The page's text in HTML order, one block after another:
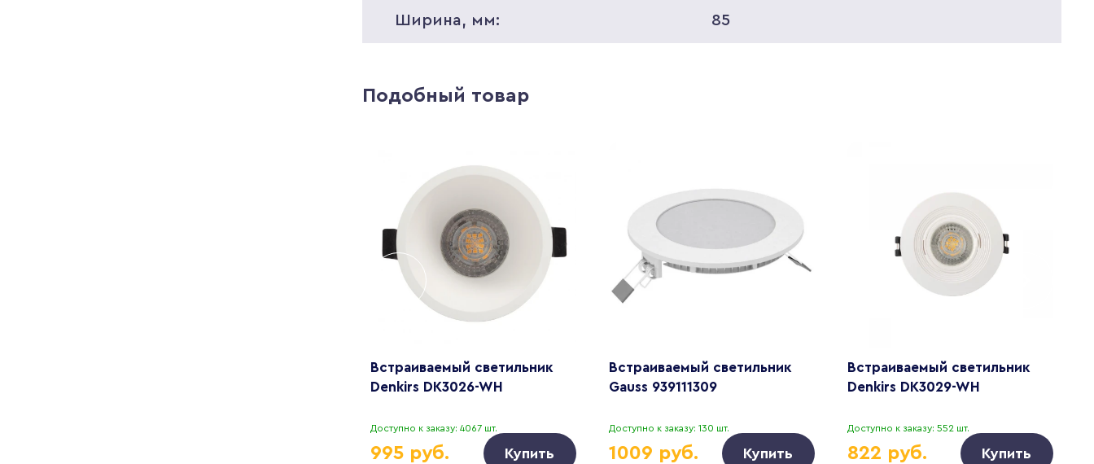
Ширина, мм: 85
Подобный товар
Встраиваемый светильник
Denkirs DK3026-WH
Доступно к заказу: 4067 шт.
995 руб. Купить
Встраиваемый светильник
Gauss 939111309
Доступно к заказу: 130 шт.
1009 руб. Купить
Встраиваемый светильник
Denkirs DK3029-WH
Доступно к заказу: 552 шт.
822 руб. Купить